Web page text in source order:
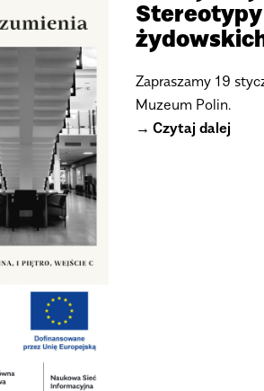
Zapraszamy 19
Muzeum Polin.
Czytaj dalej